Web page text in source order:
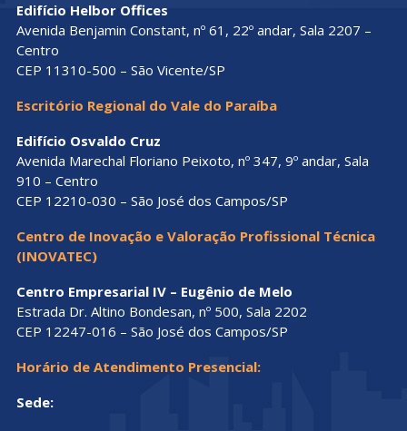
Edifício Helbor Offices
Avenida Benjamin Constant, nº 61, 22º andar, Sala 2207 –
Centro
CEP 11310-500 – São Vicente/SP
Escritório Regional do Vale do Paraíba
Edifício Osvaldo Cruz
Avenida Marechal Floriano Peixoto, nº 347, 9º andar, Sala
910 – Centro
CEP 12210-030 – São José dos Campos/SP
Centro de Inovação e Valoração Profissional Técnica
(INOVATEC)
Centro Empresarial IV – Eugênio de Melo
Estrada Dr. Altino Bondesan, nº 500, Sala 2202
CEP 12247-016 – São José dos Campos/SP
Horário de Atendimento Presencial:
Sede: